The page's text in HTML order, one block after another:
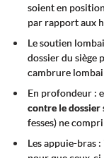
soient en
par rapport aux
Le soutien
dossier du siège
cambrure
En profondeur :
contre le dossier
fesses) ne
Les appuie-bras